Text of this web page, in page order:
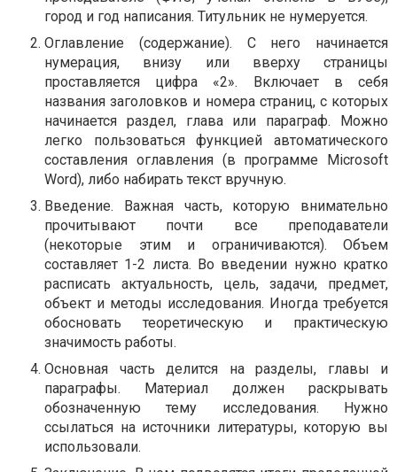
город и год написания. Титульник не нумеруется.
Оглавление (содержание). С него начинается
нумерация, внизу или вверху страницы
проставляется цифра «2». Включает в себя
названия заголовков и номера страниц, с которых
начинается раздел, глава или параграф. Можно
легко пользоваться функцией автоматического
составления оглавления (в программе Microsoft
Word), либо набирать текст вручную.
Введение. Важная часть, которую внимательно
прочитывают почти все преподаватели
(некоторые этим и ограничиваются). Объем
составляет 1-2 листа. Во введении нужно кратко
расписать актуальность, цель, задачи, предмет,
объект и методы исследования. Иногда требуется
обосновать теоретическую и практическую
значимость работы.
Основная часть делится на разделы, главы и
параграфы. Материал должен раскрывать
обозначенную тему исследования. Нужно
ссылаться на источники литературы, которую вы
использовали.